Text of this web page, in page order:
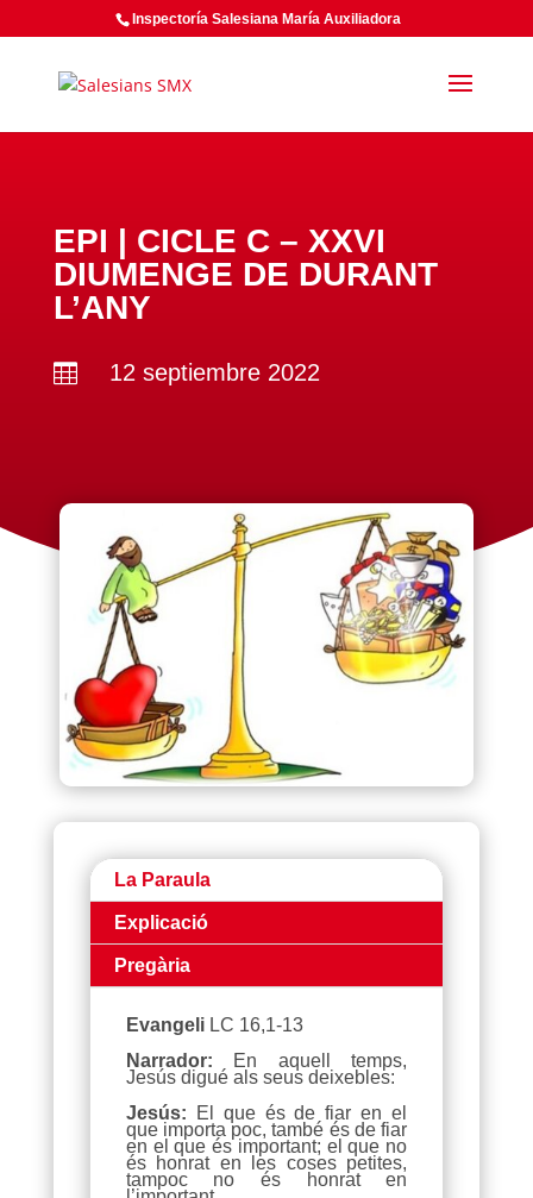
Inspectoría Salesiana María Auxiliadora
EPI | CICLE C – XXVI
DIUMENGE DE DURANT
L’ANY
 12 septiembre 2022
La Paraula
Explicació
Pregària
EvangeliLC 16,1-13
Narrador: En aquell temps,
Jesús digué als seus deixebles:
Jesús: El que és de fiar en el
que importa poc, també és de fiar
en el que és important; el que no
és honrat en les coses petites,
tampoc no és honrat en